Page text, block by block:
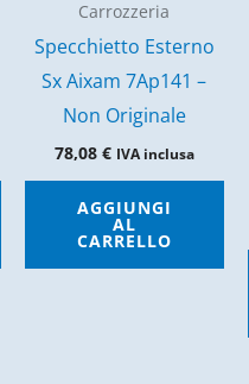
Carrozzeria
Specchietto Esterno
Sx Aixam 7Ap141 –
Non Originale
78,08 € IVA inclusa
AGGIUNGI
AL
CARRELLO